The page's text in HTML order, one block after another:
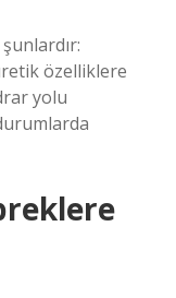
özelliklere
yolu